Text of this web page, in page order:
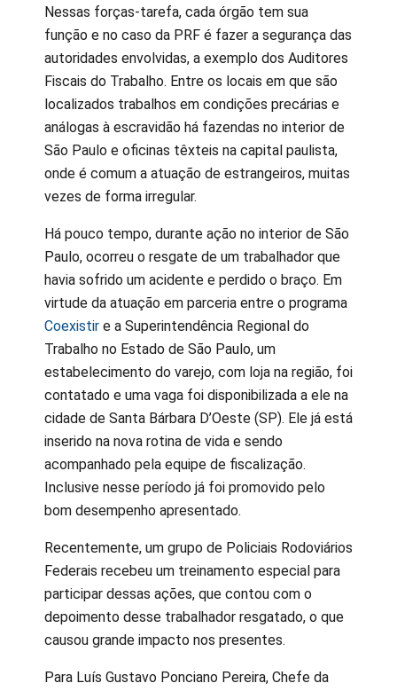
Nessas forças-tarefa, cada órgão tem sua
função e no caso da PRF é fazer a segurança das
autoridades envolvidas, a exemplo dos Auditores
Fiscais do Trabalho. Entre os locais em que são
localizados trabalhos em condições precárias e
análogas à escravidão há fazendas no interior de
São Paulo e oficinas têxteis na capital paulista,
onde é comum a atuação de estrangeiros, muitas
vezes de forma irregular.
Há pouco tempo, durante ação no interior de São
Paulo, ocorreu o resgate de um trabalhador que
havia sofrido um acidente e perdido o braço. Em
virtude da atuação em parceria entre o programa
Coexistir e a Superintendência Regional do
Trabalho no Estado de São Paulo, um
estabelecimento do varejo, com loja na região, foi
contatado e uma vaga foi disponibilizada a ele na
cidade de Santa Bárbara D’Oeste (SP). Ele já está
inserido na nova rotina de vida e sendo
acompanhado pela equipe de fiscalização.
Inclusive nesse período já foi promovido pelo
bom desempenho apresentado.
Recentemente, um grupo de Policiais Rodoviários
Federais recebeu um treinamento especial para
participar dessas ações, que contou com o
depoimento desse trabalhador resgatado, o que
causou grande impacto nos presentes.
Para Luís Gustavo Ponciano Pereira, Chefe da